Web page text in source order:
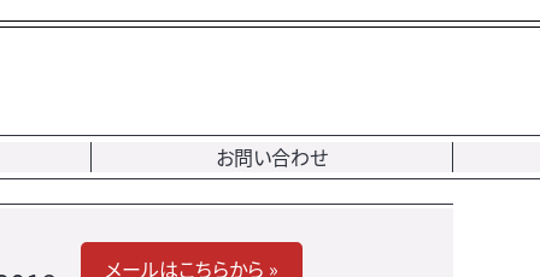
お問い合わせ
メールはこちらから »